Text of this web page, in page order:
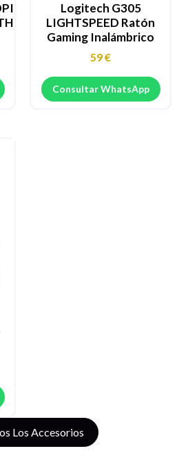
Logitech G305
LIGHTSPEED Ratón
Gaming Inalámbrico
59€
Consultar WhatsApp
Los Accesorios